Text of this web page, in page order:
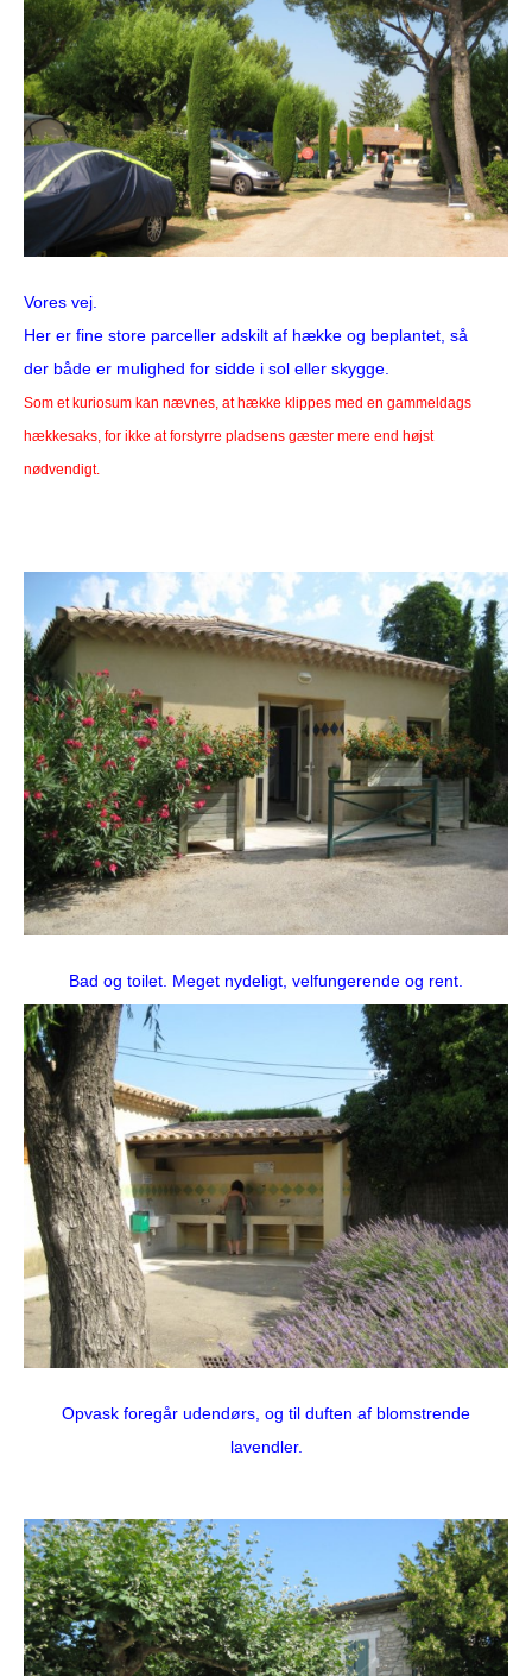
Vores vej.
Her er fine store parceller adskilt af hække og beplantet, så
der både er mulighed for sidde i sol eller skygge.
Som et kuriosum kan nævnes, at hække klippes med en gammeldags
hækkesaks, for ikke at forstyrre pladsens gæster mere end højst
nødvendigt.
Bad og toilet. Meget nydeligt, velfungerende og rent.
Opvask foregår udendørs, og til duften af blomstrende
lavendler.